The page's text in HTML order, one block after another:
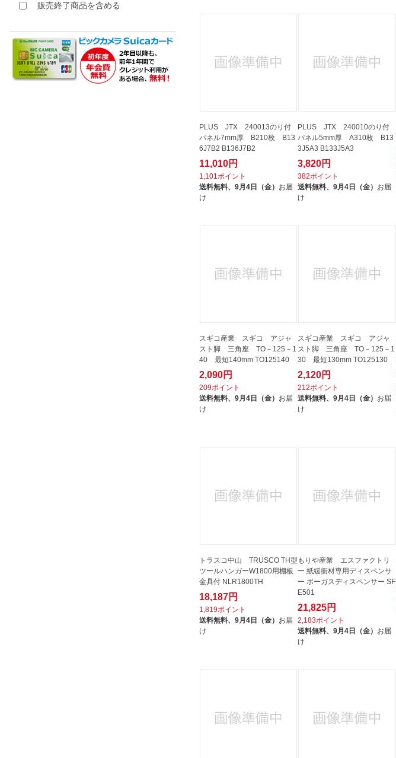
PLUS JTX 240013のり付
パネル7mm厚 B210枚 B13
6J7B2 B136J7B2
11,010円
1,101ポイント
送料無料、 9月4日（金） お届
け
PLUS JTX 240010のり付
パネル5mm厚 A310枚 B13
3J5A3 B133J5A3
3,820円
382ポイント
送料無料、9月4日（金） お届
け
スギコ産業 スギコ アジャ
スト脚 三角座 TO－125－1
40 最短140mm TO125140
2,090円
209ポイント
送料無料、 9月4日（金） お届
け
スギコ産業 スギコ アジャ
スト脚 三角座 TO－125－1
30 最短130mm TO125130
2,120円
212ポイント
送料無料、9月4日（金） お届
け
トラスコ中山 TRUSCO TH型
ツールハンガーW1800用棚板
金具付 NLR1800TH
18,187円
1,819ポイント
送料無料、 9月4日（金） お届
け
もりや産業 エスファクトリ
ー 紙緩衝材専用ディスペンサ
ー ボーガスディスペンサー SF
E501
21,825円
2,183ポイント
送料無料、9月4日（金） お届
け
販売終了商品を含める